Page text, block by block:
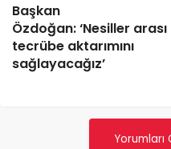
Başkan
Özdoğan: ‘Nesiller arası
tecrübe aktarımını
sağlayacağız’